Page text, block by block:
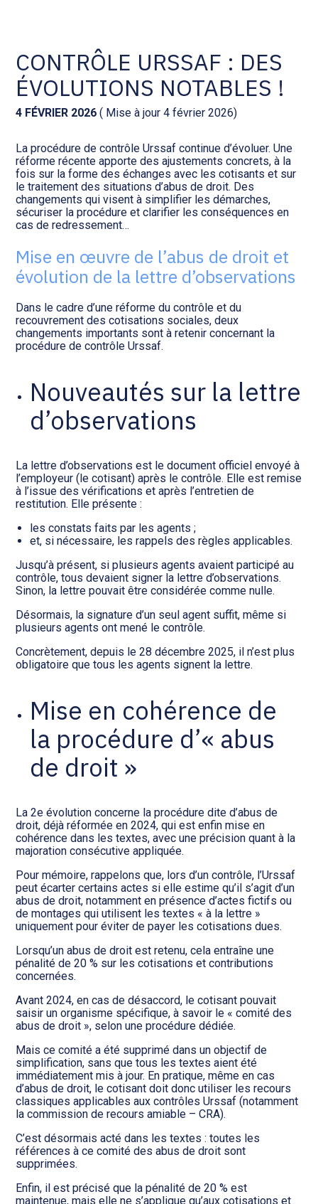
Social et ressources humaines
Assistance juridique
Pilotage d’entreprise
Audit légal
Procédures collectives
Transition numérique
Tenue de votre comptabilité :
ACD
EVOLIZ
Facturation et pilotage : MEG
Analyse et tableau de bord :
Gérer vos ressources
CONTRÔLE URSSAF : DES
ÉVOLUTIONS NOTABLES !
4 FÉVRIER 2026 ( Mise à jour 4 février 2026)
La procédure de contrôle Urssaf continue d’évoluer. Une
réforme récente apporte des ajustements concrets, à la
fois sur la forme des échanges avec les cotisants et sur
le traitement des situations d’abus de droit. Des
changements qui visent à simplifier les démarches,
sécuriser la procédure et clarifier les conséquences en
cas de redressement…
Mise en œuvre de l’abus de droit et
évolution de la lettre d’observations
Dans le cadre d’une réforme du contrôle et du
recouvrement des cotisations sociales, deux
changements importants sont à retenir concernant la
procédure de contrôle Urssaf.
Nouveautés sur la lettre
d’observations
La lettre d’observations est le document officiel envoyé à
l’employeur (le cotisant) après le contrôle. Elle est remise
à l’issue des vérifications et après l’entretien de
restitution. Elle présente :
les constats faits par les agents ;
et, si nécessaire, les rappels des règles applicables.
Jusqu’à présent, si plusieurs agents avaient participé au
contrôle, tous devaient signer la lettre d’observations.
Sinon, la lettre pouvait être considérée comme nulle.
Désormais, la signature d’un seul agent suffit, même si
plusieurs agents ont mené le contrôle.
Concrètement, depuis le 28 décembre 2025, il n’est plus
obligatoire que tous les agents signent la lettre.
Mise en cohérence de
la procédure d’« abus
de droit »
La 2e évolution concerne la procédure dite d’abus de
droit, déjà réformée en 2024, qui est enfin mise en
cohérence dans les textes, avec une précision quant à la
majoration consécutive appliquée.
Pour mémoire, rappelons que, lors d’un contrôle, l’Urssaf
peut écarter certains actes si elle estime qu’il s’agit d’un
abus de droit, notamment en présence d’actes fictifs ou
de montages qui utilisent les textes « à la lettre »
uniquement pour éviter de payer les cotisations dues.
Lorsqu’un abus de droit est retenu, cela entraîne une
pénalité de 20 % sur les cotisations et contributions
concernées.
Avant 2024, en cas de désaccord, le cotisant pouvait
saisir un organisme spécifique, à savoir le « comité des
abus de droit », selon une procédure dédiée.
Mais ce comité a été supprimé dans un objectif de
simplification, sans que tous les textes aient été
immédiatement mis à jour. En pratique, même en cas
d’abus de droit, le cotisant doit donc utiliser les recours
classiques applicables aux contrôles Urssaf (notamment
la commission de recours amiable – CRA).
C’est désormais acté dans les textes : toutes les
références à ce comité des abus de droit sont
supprimées.
Enfin, il est précisé que la pénalité de 20 % est
maintenue, mais elle ne s’applique qu’aux cotisations et